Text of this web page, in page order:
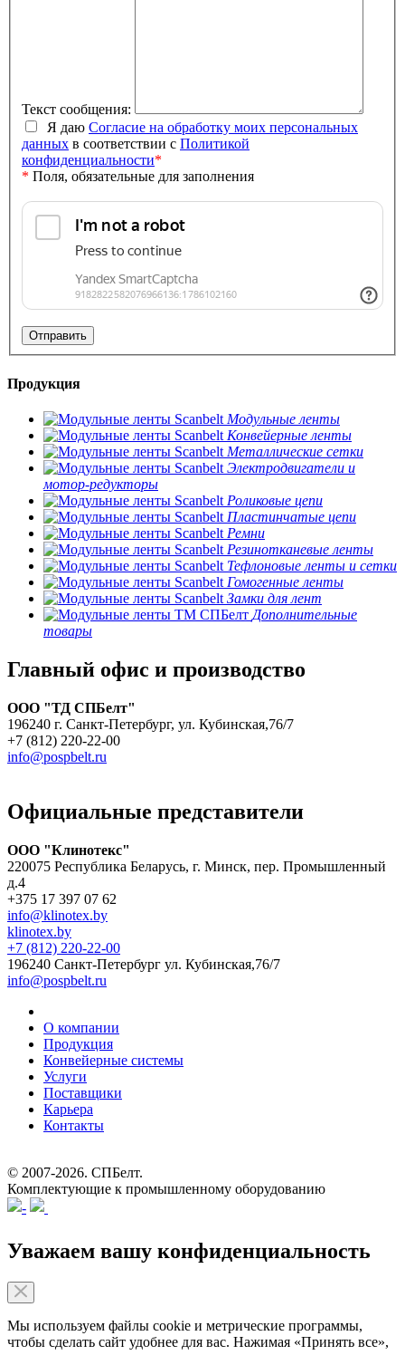
Текст сообщения:
Я даю Согласие на обработку моих персональных
данных в соответствии с Политикой
конфиденциальности*
* Поля, обязательные для заполнения
Продукция
Модульные ленты
Конвейерные ленты
Металлические сетки
Электродвигатели и
мотор-редукторы
Роликовые цепи
Пластинчатые цепи
Ремни
Резинотканевые ленты
Тефлоновые ленты и сетки
Гомогенные ленты
Замки для лент
Дополнительные
товары
Главный офис и производство
ООО "ТД СПБелт"
196240 г. Санкт-Петербург, ул. Кубинская,76/7
+7 (812) 220-22-00
info@pospbelt.ru
Официальные представители
ООО "Клинотекс"
220075 Республика Беларусь, г. Минск, пер. Промышленный
д.4
+375 17 397 07 62
info@klinotex.by
klinotex.by
+7 (812) 220-22-00
196240 Санкт-Петербург ул. Кубинская,76/7
info@pospbelt.ru
О компании
Продукция
Конвейерные системы
Услуги
Поставщики
Карьера
Контакты
© 2007-2026. СПБелт.
Комплектующие к промышленному оборудованию
Уважаем вашу конфиденциальность
Мы используем файлы cookie и метрические программы,
чтобы сделать сайт удобнее для вас. Нажимая «Принять все»,